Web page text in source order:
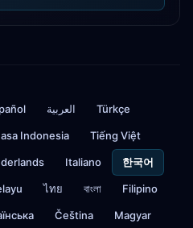
العربية Türkçe
Indonesia Tiếng Việt
Italiano 한국어
ไทย বাংলা Filipino
Čeština Magyar